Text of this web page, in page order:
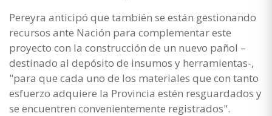
Pereyra anticipó que también se están gestionando
recursos ante Nación para complementar este
proyecto con la construcción de un nuevo pañol –
destinado al depósito de insumos y herramientas-,
"para que cada uno de los materiales que con tanto
esfuerzo adquiere la Provincia estén resguardados y
se encuentren convenientemente registrados".